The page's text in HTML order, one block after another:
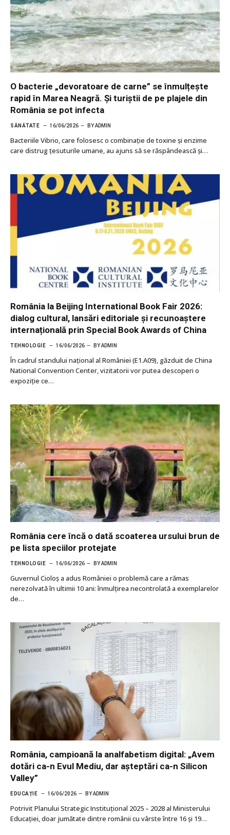
O bacterie „devoratoare de carne” se înmulțește
rapid în Marea Neagră. Și turiștii de pe plajele din
România se pot infecta
SĂNĂTATE 16/06/2026 BYADMIN
Bacteriile Vibrio, care folosesc o combinație de toxine și enzime
care distrug țesuturile umane, au ajuns să se răspândească și…
România la Beijing International Book Fair 2026:
dialog cultural, lansări editoriale și recunoaștere
internațională prin Special Book Awards of China
TEHNOLOGIE 16/06/2026 BYADMIN
În cadrul standului național al României (E1.A09), găzduit de China
National Convention Center, vizitatorii vor putea descoperi o
expoziție ce…
România cere încă o dată scoaterea ursului brun de
pe lista speciilor protejate
TEHNOLOGIE 16/06/2026 BYADMIN
Guvernul Cioloș a adus României o problemă care a rămas
nerezolvată în ultimii 10 ani: înmulțirea necontrolată a exemplarelor
de…
România, campioană la analfabetism digital: „Avem
dotări ca-n Evul Mediu, dar așteptări ca-n Silicon
Valley”
EDUCAȚIE 16/06/2026 BYADMIN
Potrivit Planului Strategic Instituțional 2025 – 2028 al Ministerului
Educației, doar jumătate dintre românii cu vârste între 16 și 19…